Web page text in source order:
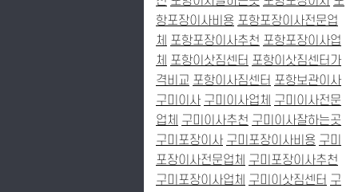
항포장이사비용 포항포장이사전문업
체 포항포장이사추천 포항포장이사업
체 포항이삿짐센터 포항이삿짐센터가
격비교 포항이사짐센터 포항보관이사
구미이사 구미이사업체 구미이사전문
업체 구미이사추천 구미이사잘하는곳
구미포장이사 구미포장이사비용 구미
포장이사전문업체 구미포장이사추천
구미포장이사업체 구미이삿짐센터 구